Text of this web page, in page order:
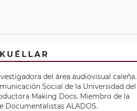
del área audiovisual caleña.
Social de la Universidad del
Making Docs. Miembro de la
Documentalistas ALADOS.